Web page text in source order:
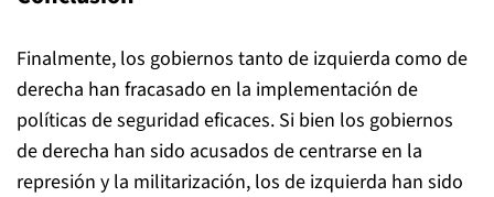
Finalmente, los gobiernos tanto de izquierda como de
derecha han fracasado en la implementación de
políticas de seguridad eficaces. Si bien los gobiernos
de derecha han sido acusados de centrarse en la
represión y la militarización, los de izquierda han sido